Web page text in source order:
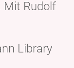
Mit Rudolf
Library